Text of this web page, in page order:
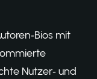
mit
Nutzer‑ und